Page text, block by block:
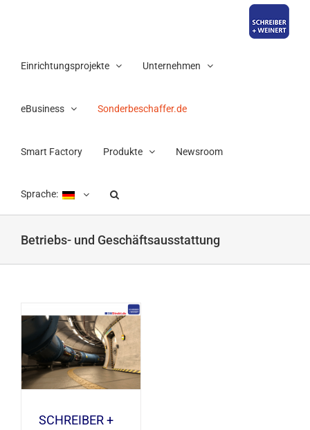
Einrichtungsprojekte Unternehmen
eBusiness Sonderbeschaffer.de
Smart Factory Produkte Newsroom
Sprache:
Betriebs- und Geschäftsausstattung
SCHREIBER +